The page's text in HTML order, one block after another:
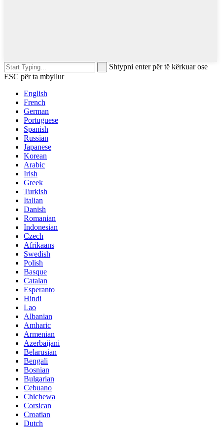
Shtypni enter për të kërkuar ose
ESC për ta mbyllur
English
French
German
Portuguese
Spanish
Russian
Japanese
Korean
Arabic
Irish
Greek
Turkish
Italian
Danish
Romanian
Indonesian
Czech
Afrikaans
Swedish
Polish
Basque
Catalan
Esperanto
Hindi
Lao
Albanian
Amharic
Armenian
Azerbaijani
Belarusian
Bengali
Bosnian
Bulgarian
Cebuano
Chichewa
Corsican
Croatian
Dutch